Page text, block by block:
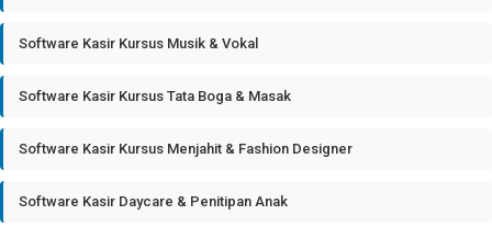
Software Kasir Kursus Musik & Vokal
Software Kasir Kursus Tata Boga & Masak
Software Kasir Kursus Menjahit & Fashion Designer
Software Kasir Daycare & Penitipan Anak